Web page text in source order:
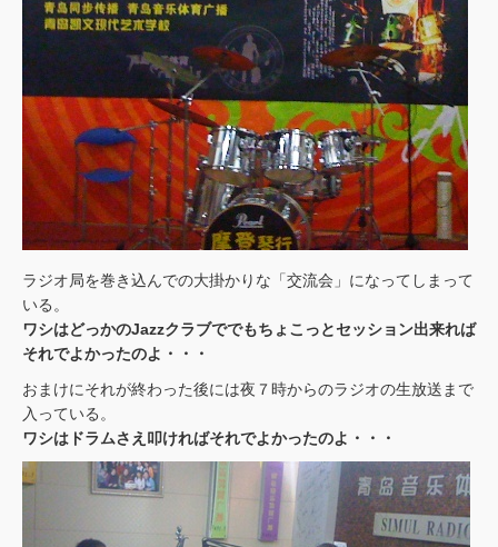
ラジオ局を巻き込んでの大掛かりな「交流会」になってしまって
いる。
ワシはどっかのJazzクラブででもちょこっとセッション出来れば
それでよかったのよ・・・
おまけにそれが終わった後には夜７時からのラジオの生放送まで
入っている。
ワシはドラムさえ叩ければそれでよかったのよ・・・